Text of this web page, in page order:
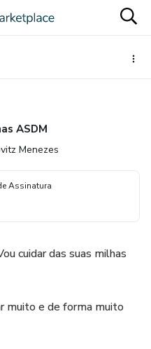
ASDM
Menezes
Assinatura
cuidar das suas milhas
muito e de forma muito